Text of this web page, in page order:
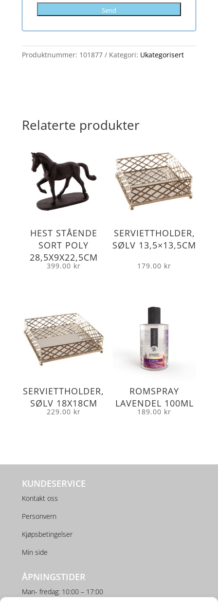
Send
Produktnummer: 101877 Kategori: Ukategorisert
Relaterte produkter
HEST STÅENDE
SORT POLY
28,5X9X22,5CM
399.00 kr
SERVIETTHOLDER,
SØLV 13,5×13,5CM
179.00 kr
SERVIETTHOLDER,
SØLV 18X18CM
229.00 kr
ROMSPRAY
LAVENDEL 100ML
189.00 kr
KUNDESERVICE
Kontakt oss
Personvern
Kjøpsbetingelser
Min side
ÅPNINGSTIDER
Man- fredag: 10:00 – 17:00